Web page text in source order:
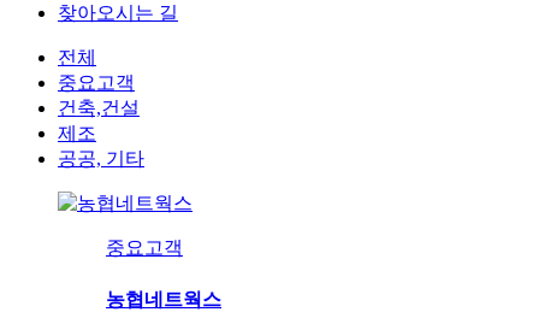
찾아오시는 길
전체
중요고객
건축,건설
제조
공공, 기타
중요고객
농협네트웍스